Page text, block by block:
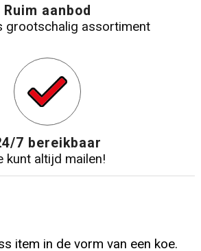
Ruim aanbod
grootschalig assortiment
7 bereikbaar
kunt altijd mailen!
item in de vorm van een koe.